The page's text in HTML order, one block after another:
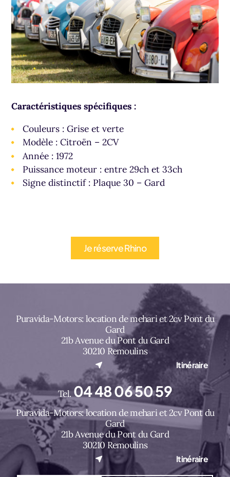
Caractéristiques spécifiques :
Couleurs : Grise et verte
Modèle : Citroën – 2CV
Année : 1972
Puissance moteur : entre 29ch et 33ch
Signe distinctif : Plaque 30 – Gard
Je réserve Rhino
Puravida-Motors: location de mehari et 2cv Pont du
Gard
21b Avenue du Pont du Gard
30210 Remoulins
Itinéraire
Tel.04 48 06 50 59
Puravida-Motors: location de mehari et 2cv Pont du
Gard
21b Avenue du Pont du Gard
30210 Remoulins
Itinéraire
(nouvel onglet)